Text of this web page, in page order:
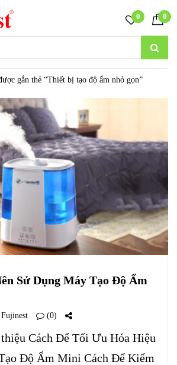
0 0
gắn thẻ “Thiết bị tạo độ ẩm nhỏ gọn”
Sử Dụng Máy Tạo Độ Ẩm
(0)
Cách Để Tối Ưu Hóa Hiệu
Độ Ẩm Mini Cách Để Kiểm